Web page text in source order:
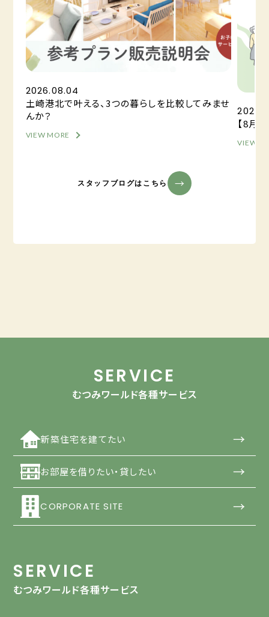
2026.08.04
土崎港北で叶える、3つの暮らしを比較してみませ
んか？
VIEW MORE
【8月
VIEW
スタッフブログはこちら
SERVICE
むつみワールド各種サービス
新築住宅を建てたい →
お部屋を借りたい・貸したい →
CORPORATE SITE →
SERVICE
むつみワールド各種サービス